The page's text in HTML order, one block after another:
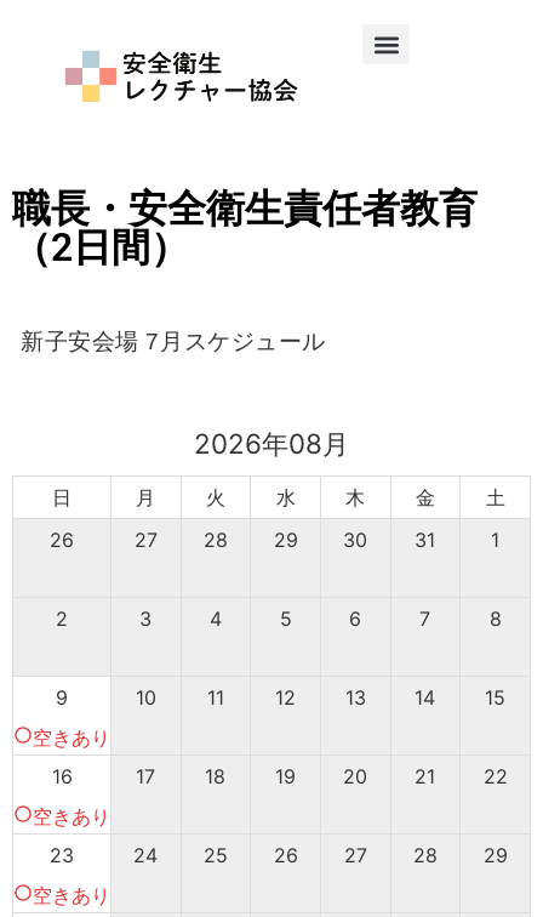
職長・安全衛生責任者教育
（2日間）
新子安会場 7月スケジュール
2026年08月
日 月 火 水 木 金
土
26
27 28 29 30 31 1
2 3 4 5 6 7 8
9
radio_button_unchecked空きあり
10 11 12 13 14 15
16
radio_button_unchecked空きあり
17 18 19 20 21 22
23
radio_button_unchecked空きあり
24 25 26 27 28 29